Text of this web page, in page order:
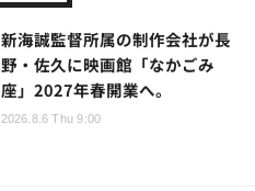
新海誠監督所属の制作会社が長
野・佐久に映画館「なかごみ
座」2027年春開業へ。
2026.8.6 Thu 9:00